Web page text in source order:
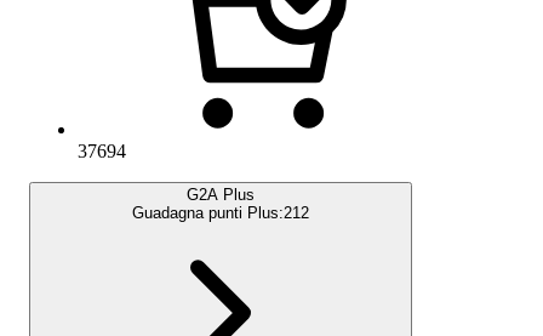
37694
G2A Plus
Guadagna punti Plus:212